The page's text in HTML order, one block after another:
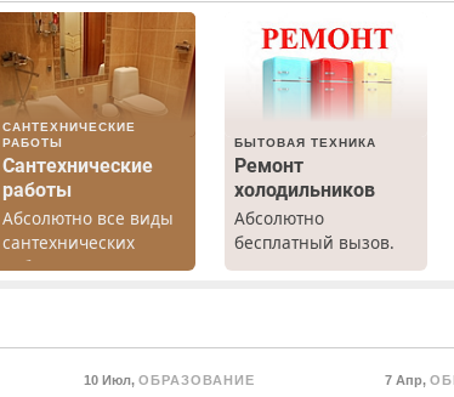
САНТЕХНИЧЕСКИЕ
РАБОТЫ
Сантехнические
работы
Абсолютно все виды
сантехнических
работ. Быстро.
БЫТОВАЯ ТЕХНИКА
Ремонт
холодильников
Абсолютно
бесплатный вызов.
Ремонт
выходных.
10 Июл,ОБРАЗОВАНИЕ 7 Апр,